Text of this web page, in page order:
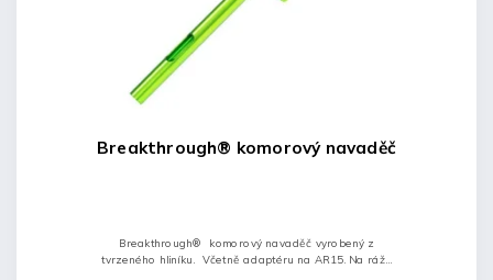
Breakthrough® komorový navaděč
Breakthrough® komorový navaděč vyrobený z
tvrzeného hliníku. Včetně adaptéru na AR15. Na ráže